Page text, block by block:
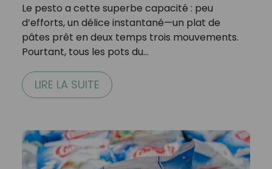
Le pesto a cette superbe capacité : peu
d’efforts, un délice instantané—un plat de
pâtes prêt en deux temps trois mouvements.
Pourtant, tous les pots du…
LIRE LA SUITE